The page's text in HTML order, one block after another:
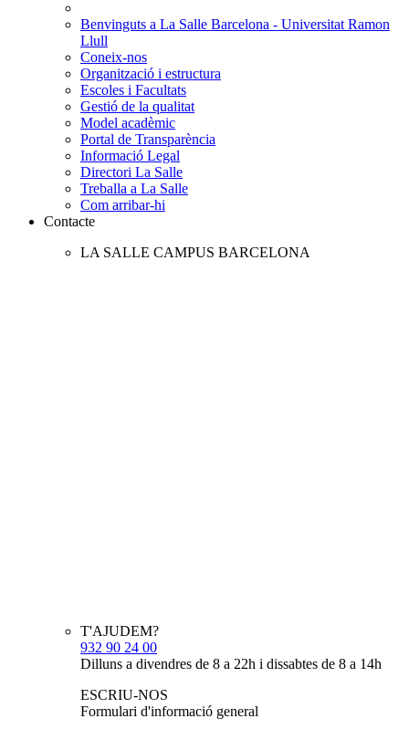
Benvinguts a La Salle Barcelona - Universitat Ramon
Llull
Coneix-nos
Organització i estructura
Escoles i Facultats
Gestió de la qualitat
Model acadèmic
Portal de Transparència
Informació Legal
Directori La Salle
Treballa a La Salle
Com arribar-hi
Contacte
LA SALLE CAMPUS BARCELONA
T'AJUDEM?
932 90 24 00
Dilluns a divendres de 8 a 22h i dissabtes de 8 a 14h
ESCRIU-NOS
Formulari d'informació general